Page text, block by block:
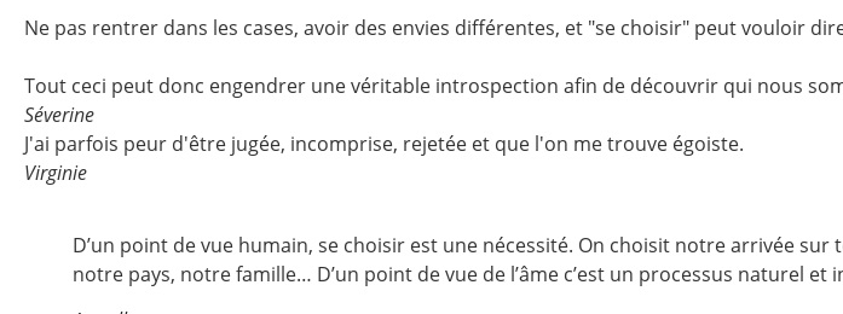
Ne pas rentrer dans les cases, avoir des envies différentes, et "se choisir" peut vouloir
Tout ceci peut donc engendrer une véritable introspection afin de découvrir qui nous
Séverine
J'ai parfois peur d'être jugée, incomprise, rejetée et que l'on me trouve égoiste.
Virginie
D’un point de vue humain, se choisir est une nécessité. On choisit notre arrivée
notre pays, notre famille… D’un point de vue de l’âme c’est un processus naturel et